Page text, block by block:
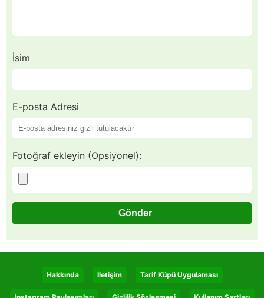
İsim
E-posta Adresi
Fotoğraf ekleyin (Opsiyonel):
Hakkında İletişim Tarif Küpü Uygulaması